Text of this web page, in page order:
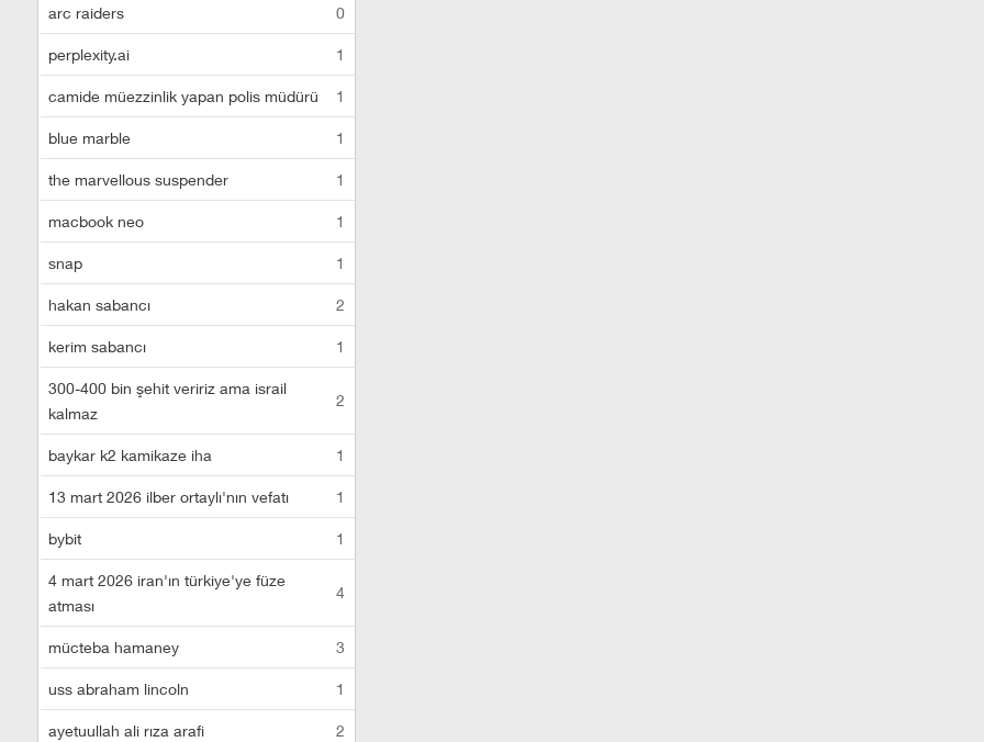
arc raiders 0
perplexity.ai 1
camide müezzinlik yapan polis müdürü 1
blue marble 1
the marvellous suspender 1
macbook neo 1
snap 1
hakan sabancı 2
kerim sabancı 1
300-400 bin şehit veririz ama israil
kalmaz
2
baykar k2 kamikaze iha 1
13 mart 2026 ilber ortaylı'nın vefatı 1
bybit 1
4 mart 2026 iran'ın türkiye'ye füze
atması
4
mücteba hamaney 3
uss abraham lincoln 1
ayetuullah ali rıza arafi 2